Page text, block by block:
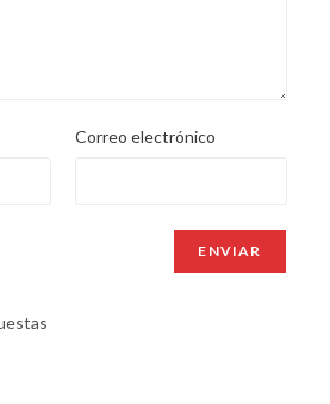
Correo electrónico